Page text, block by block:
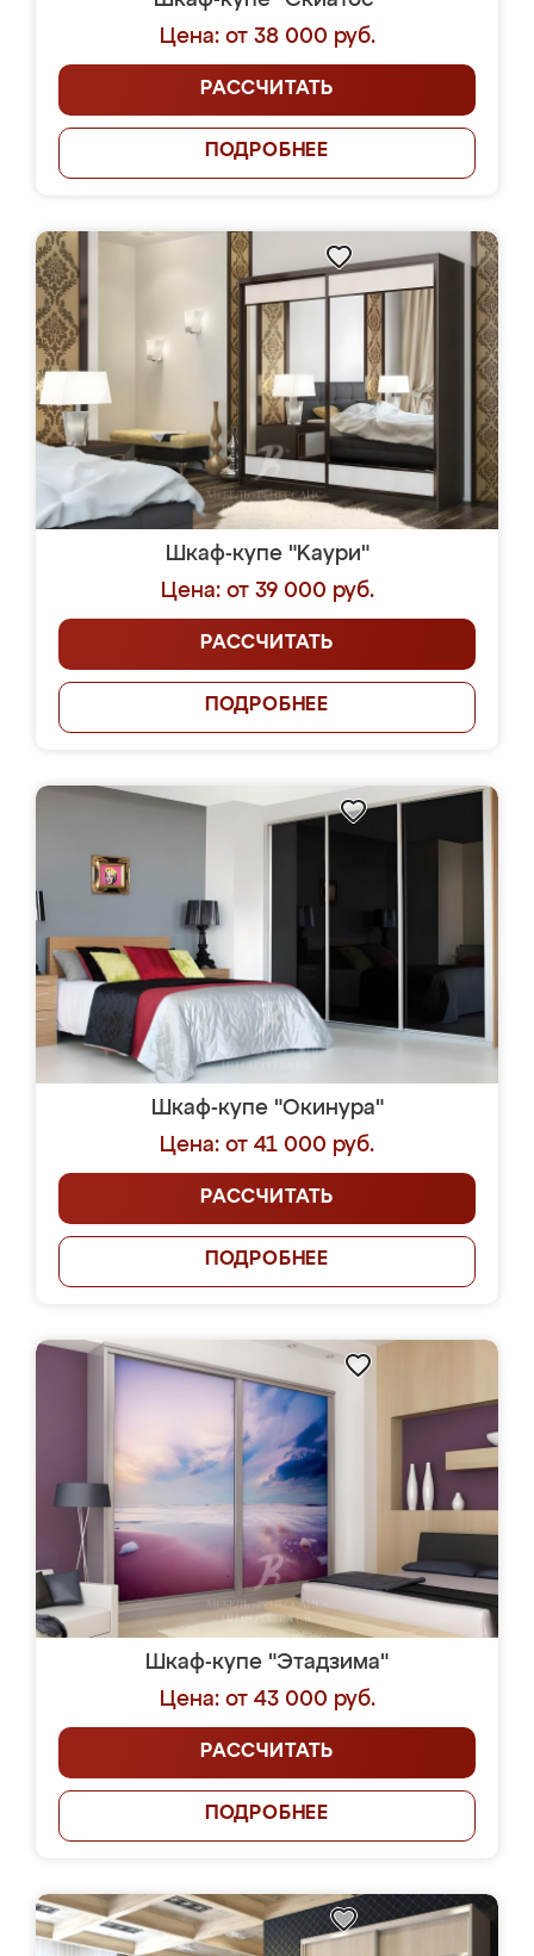
Цена: от 38 000 руб.
РАССЧИТАТЬ
ПОДРОБНЕЕ
Шкаф-купе "Kaури"
Цена: от 39 000 руб.
РАССЧИТАТЬ
ПОДРОБНЕЕ
Шкаф-купе "Окинура"
Цена: от 41 000 руб.
РАССЧИТАТЬ
ПОДРОБНЕЕ
Шкаф-купе "Этадзима"
Цена: от 43 000 руб.
РАССЧИТАТЬ
ПОДРОБНЕЕ